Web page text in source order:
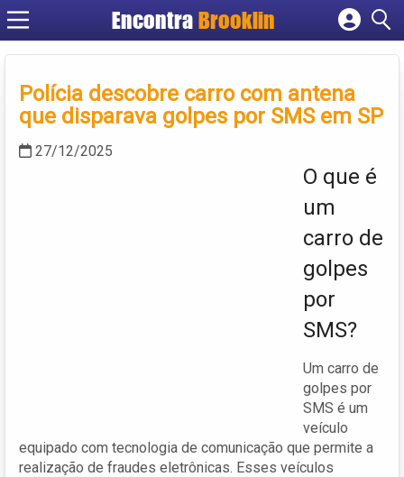
Encontra Brooklin
Cadastrar empresa
Criar conta
Polícia descobre carro com antena
que disparava golpes por SMS em SP
27/12/2025
O que é
um
carro de
golpes
por
SMS?
Um carro de
golpes por
SMS é um
veículo
equipado com tecnologia de comunicação que permite a
realização de fraudes eletrônicas. Esses veículos